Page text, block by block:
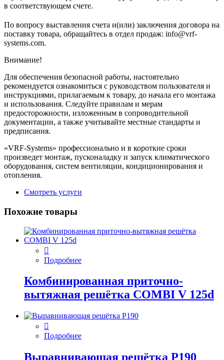
в соответствующем cчете.
По вопросу выставления счета и(или) заключения договора на
поставку товара, обращайтесь в отдел продаж: info@vrf-
systems.com.
Внимание!
Для обеспечения безопасной работы, настоятельно
рекомендуется ознакомиться с руководством пользователя и
инструкциями, прилагаемым к товару, до начала его монтажа
и использования. Следуйте правилам и мерам
предосторожности, изложенным в сопроводительной
документации, а также учитывайте местные стандарты и
предписания.
«VRF-Systems» профессионально и в короткие сроки
произведет монтаж, пусконаладку и запуск климатического
оборудования, систем вентиляции, кондиционирования и
отопления.
Смотреть услуги
Похожие товары
Подробнее
Комбинированная приточно-
вытяжная решётка COMBI V 125d
Подробнее
Выравнивающая решётка P190